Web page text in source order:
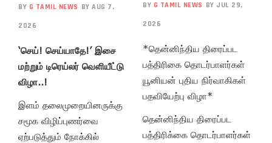
BY G TAMIL NEWS BY AUG 7,
2026
‘செய்! செய்யாதே!’ இசை
மற்றும் டிரெய்லர் வெளியீட்டு
விழா..!
இளம் தலைமுறையினருக்கு
சமூக விழிப்புணர்வை
ஏற்படுத்தும் நோக்கில்
BY G TAMIL NEWS BY JUL 29,
2026
*தென்னிந்திய திரைப்பட
பத்திரிகை தொடர்பாளர்கள்
யூனியன் புதிய நிர்வாகிகள்
பதவியேற்பு விழா*
தென்னிந்திய திரைப்பட
பத்திரிக்கை தொடர்பாளர்கள்